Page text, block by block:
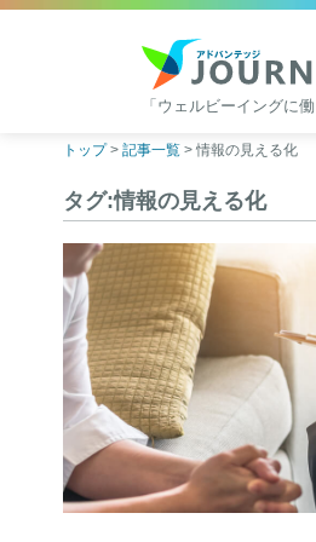
「ウェルビーイングに
トップ> 記事一覧 > 情報の見える化
タグ:情報の見える化